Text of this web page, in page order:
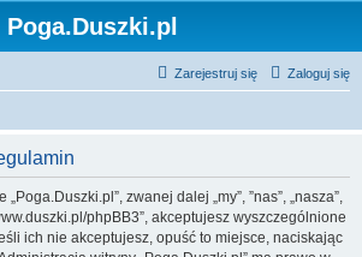
Poga.Duszki.pl
Zaloguj się
Zarejestruj się
zwanej dalej „my”, ”nas”, „nasza”,
phpBB3”, akceptujesz wyszczególnione
ich nie akceptujesz, opuść to miejsce, naciskając